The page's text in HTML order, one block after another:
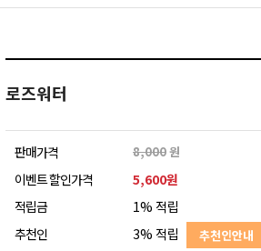
로즈워터
판매가격 8,000원
이벤트 할인가격
5,600원
적립금
1% 적립
추천인
3% 적립 추천인안내